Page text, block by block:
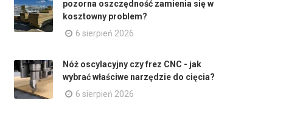
pozorna oszczędność zamienia się w
kosztowny problem?
6 sierpień 2026
Nóż oscylacyjny czy frez CNC - jak
wybrać właściwe narzędzie do cięcia?
6 sierpień 2026